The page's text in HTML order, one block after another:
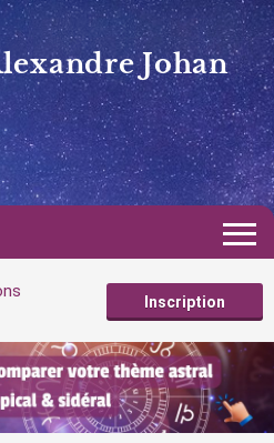
Johan
Inscription